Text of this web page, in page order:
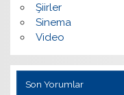
Şiirler
Sinema
Video
Son Yorumlar